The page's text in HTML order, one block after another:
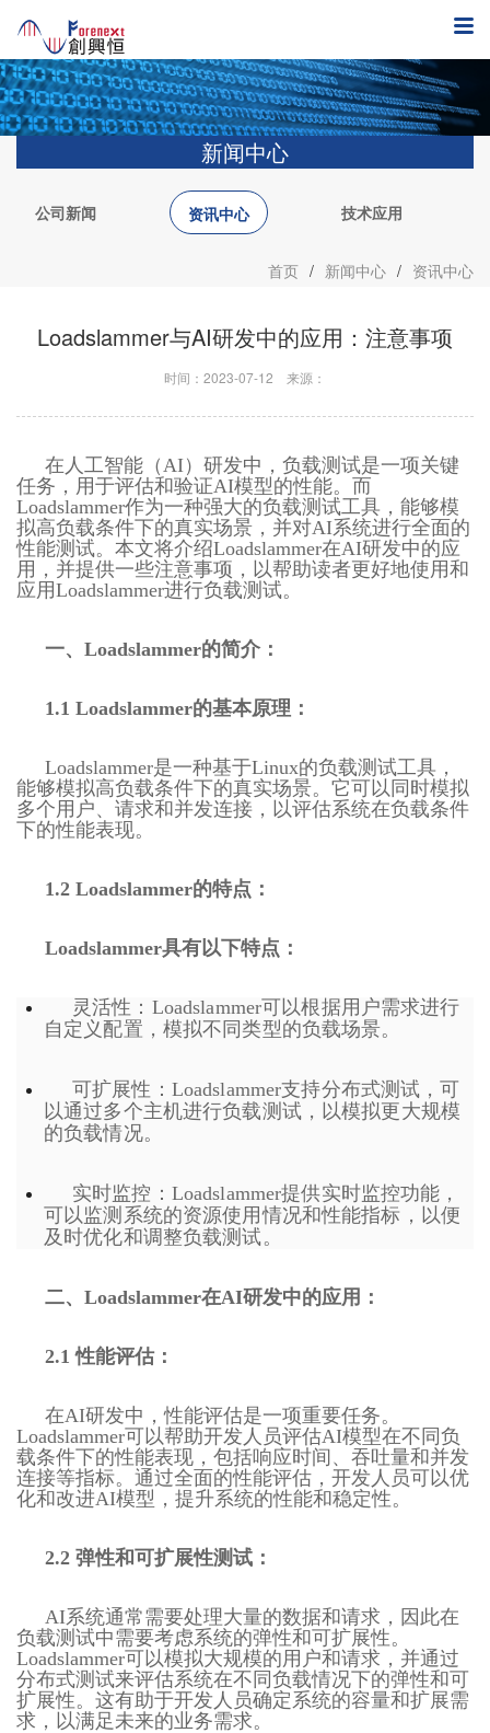
新闻中心
公司新闻 资讯中心 技术应用
首页 / 新闻中心 / 资讯中心
Loadslammer与AI研发中的应用：注意事项
时间：2023-07-12 来源：
在人工智能（AI）研发中，负载测试是一项关键
任务，用于评估和验证AI模型的性能。而
Loadslammer作为一种强大的负载测试工具 ，能够模
拟高负载条件下的真实场景，并对AI系统进行全面的
性能测试。本文将介绍Loadslammer在AI研发中的应
用，并提供一些注意事项，以帮助读者更好地使用和
应用Loadslammer进行负载测试。
一、Loadslammer的简介：
1.1 Loadslammer的基本原理：
Loadslammer是一种基于Linux的负载测试工具，
能够模拟高负载条件下的真实场景。它可以同时模拟
多个用户、请求和并发连接，以评估系统在负载条件
下的性能表现。
1.2 Loadslammer的特点：
Loadslammer具有以下特点：
灵活性：Loadslammer可以根据用户需求进行
自定义配置，模拟不同类型的负载场景。
可扩展性：Loadslammer支持分布式测试，可
以通过多个主机进行负载测试，以模拟更大规模
的负载情况。
实时监控：Loadslammer提供实时监控功能，
可以监测系统的资源使用情况和性能指标，以便
及时优化和调整负载测试。
二、Loadslammer在AI研发中的应用：
2.1 性能评估：
在AI研发中，性能评估是一项重要任务。
Loadslammer可以帮助开发人员评估AI模型在不同负
载条件下的性能表现，包括响应时间、吞吐量和并发
连接等指标。通过全面的性能评估，开发人员可以优
化和改进AI模型，提升系统的性能和稳定性。
2.2 弹性和可扩展性测试：
AI系统通常需要处理大量的数据和请求，因此在
负载测试中需要考虑系统的弹性和可扩展性。
Loadslammer可以模拟大规模的用户和请求，并通过
分布式测试来评估系统在不同负载情况下的弹性和可
扩展性。这有助于开发人员确定系统的容量和扩展需
求，以满足未来的业务需求。